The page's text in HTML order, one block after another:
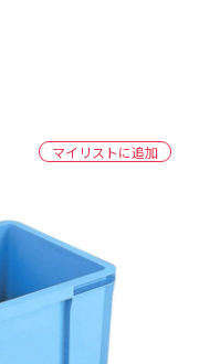
マイリストに追加